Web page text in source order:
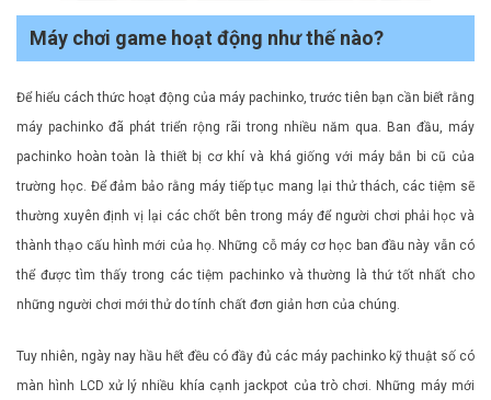
Máy chơi game hoạt động như thế nào?
Để hiểu cách thức hoạt động của máy pachinko, trước tiên bạn cần biết rằng
máy pachinko đã phát triển rộng rãi trong nhiều năm qua. Ban đầu, máy
pachinko hoàn toàn là thiết bị cơ khí và khá giống với máy bắn bi cũ của
trường học. Để đảm bảo rằng máy tiếp tục mang lại thử thách, các tiệm sẽ
thường xuyên định vị lại các chốt bên trong máy để người chơi phải học và
thành thạo cấu hình mới của họ. Những cỗ máy cơ học ban đầu này vẫn có
thể được tìm thấy trong các tiệm pachinko và thường là thứ tốt nhất cho
những người chơi mới thử do tính chất đơn giản hơn của chúng.
Tuy nhiên, ngày nay hầu hết đều có đầy đủ các máy pachinko kỹ thuật số có
màn hình LCD xử lý nhiều khía cạnh jackpot của trò chơi. Những máy mới